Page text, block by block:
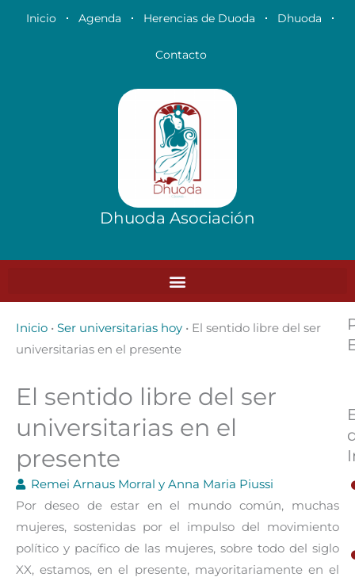
Inicio Agenda Herencias de Duoda Dhuoda
Contacto
Dhuoda Asociación
Inicio • Ser universitarias hoy • El sentido libre del ser
universitarias en el presente
El sentido libre del ser
universitarias en el
presente
Remei Arnaus Morral y Anna Maria Piussi
Por deseo de estar en el mundo común, muchas
mujeres, sostenidas por el impulso del movimiento
político y pacífico de las mujeres, sobre todo del siglo
XX, estamos, en el presente, mayoritariamente en el